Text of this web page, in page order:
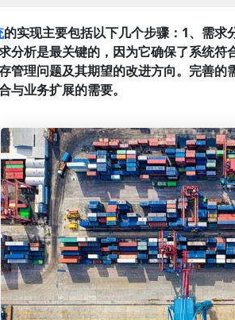
的实现主要包括以下几个步骤：1、需求
分析是最关键的，因为它确保了系统
管理问题及其期望的改进方向。完善
与业务扩展的需要。